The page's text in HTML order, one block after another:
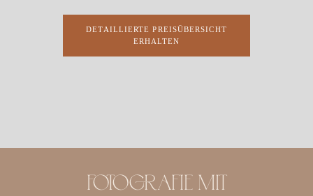
DETAILLIERTE PREISÜBERSICHT
ERHALTEN
FOTOGRAFIE MIT